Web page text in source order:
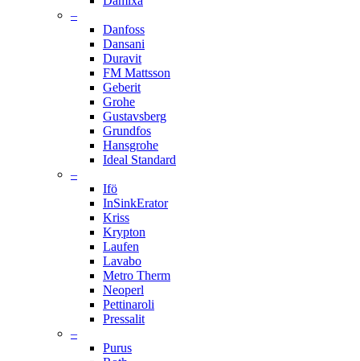
–
Danfoss
Dansani
Duravit
FM Mattsson
Geberit
Grohe
Gustavsberg
Grundfos
Hansgrohe
Ideal Standard
–
Ifö
InSinkErator
Kriss
Krypton
Laufen
Lavabo
Metro Therm
Neoperl
Pettinaroli
Pressalit
–
Purus